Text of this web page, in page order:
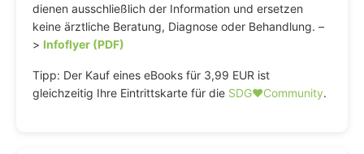
dienen ausschließlich der Information und ersetzen
keine ärztliche Beratung, Diagnose oder Behandlung. –
> Infoflyer (PDF)
Tipp: Der Kauf eines eBooks für 3,99 EUR ist
gleichzeitig Ihre Eintrittskarte für die SDG♥️Community.